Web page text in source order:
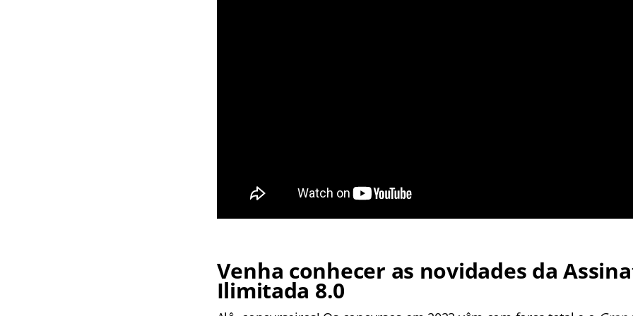
Venha conhecer as novidades da
Ilimitada 8.0